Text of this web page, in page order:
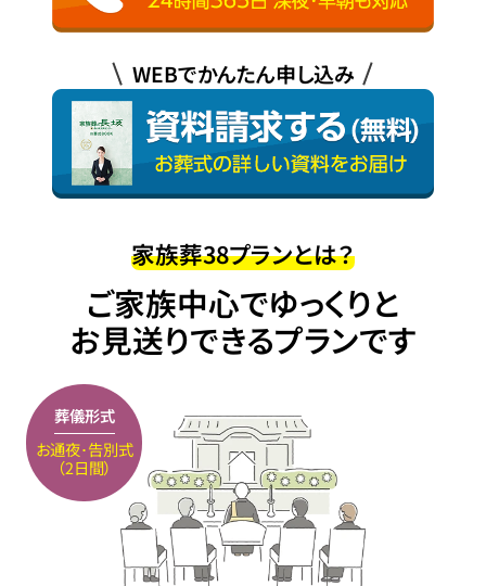
WEBでかんたん申し込み
家族葬38プランとは？
ご家族中心でゆっくりと
お見送りできるプランです
葬儀形式
お通夜･告別式
（2日間）